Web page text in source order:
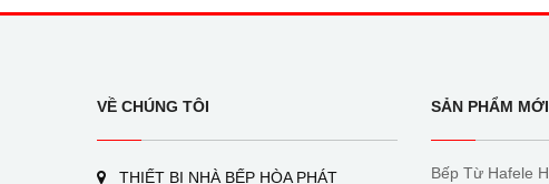
VỀ CHÚNG TÔI
THIẾT BỊ NHÀ BẾP HÒA PHÁT
SẢN PHẨM MỚI
Bếp Từ Hafele